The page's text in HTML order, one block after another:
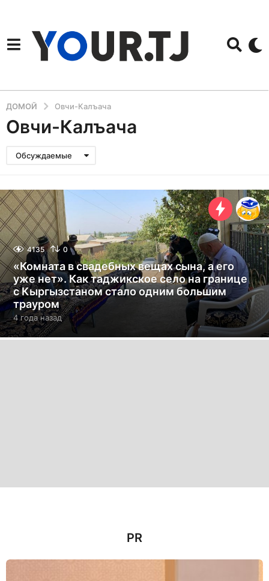
ДОМОЙ Овчи-Калъача
Овчи-Калъача
Обсуждаемые
4135 0
«Комната в свадебных вещах сына, а его
уже нет». Как таджикское село на границе
с Кыргызстаном стало одним большим
трауром
4 года назад4
о
PR